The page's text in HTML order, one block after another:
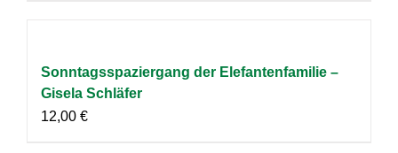
Sonntagsspaziergang der Elefantenfamilie –
Gisela Schläfer
12,00 €